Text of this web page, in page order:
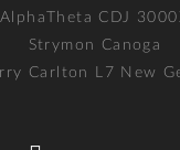
AlphaTheta CDJ
Strymon Canoga
Carlton L7 New